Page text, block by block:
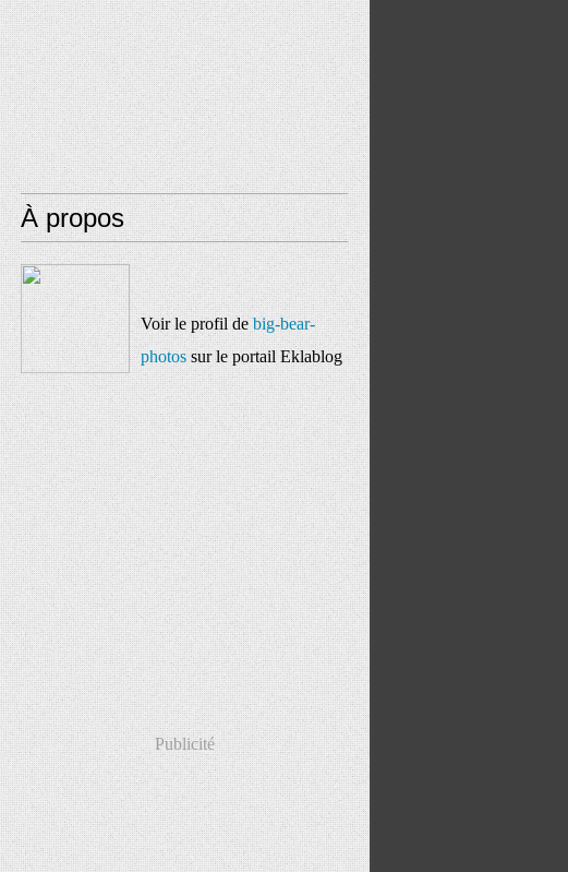
À propos
Voir le profil debig-bear-
photossur le portail Eklablog
Publicité